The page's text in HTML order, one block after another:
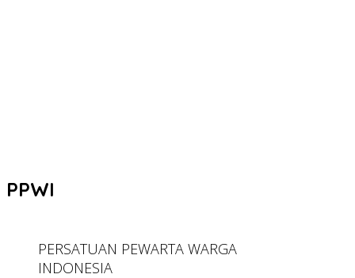
PPWI
PERSATUAN PEWARTA WARGA
INDONESIA